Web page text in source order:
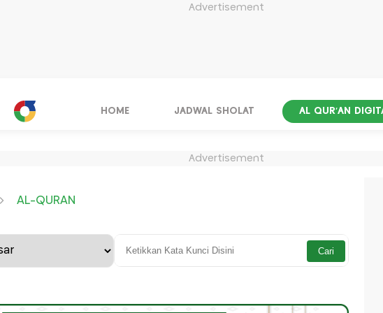
Advertisement
HOME JADWAL SHOLAT AL QUR'AN
Advertisement
AL-QURAN